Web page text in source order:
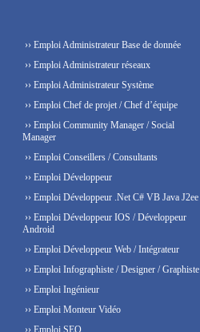
›› Emploi Administrateur Base de donnée
›› Emploi Administrateur réseaux
›› Emploi Administrateur Système
›› Emploi Chef de projet / Chef d’équipe
›› Emploi Community Manager / Social
Manager
›› Emploi Conseillers / Consultants
›› Emploi Développeur
›› Emploi Développeur .Net C# VB Java J2ee
›› Emploi Développeur IOS / Développeur
Android
›› Emploi Développeur Web / Intégrateur
›› Emploi Infographiste / Designer / Graphiste
›› Emploi Ingénieur
›› Emploi Monteur Vidéo
›› Emploi SEO